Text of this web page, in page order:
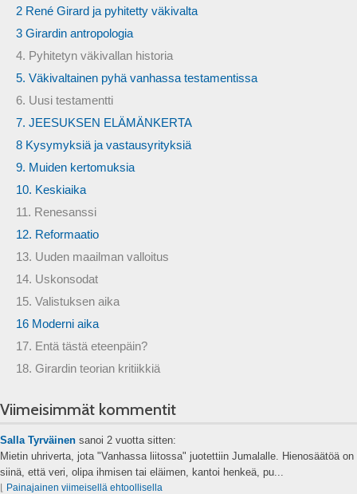
2 René Girard ja pyhitetty väkivalta
3 Girardin antropologia
4. Pyhitetyn väkivallan historia
5. Väkivaltainen pyhä vanhassa testamentissa
6. Uusi testamentti
7. JEESUKSEN ELÄMÄNKERTA
8 Kysymyksiä ja vastausyrityksiä
9. Muiden kertomuksia
10. Keskiaika
11. Renesanssi
12. Reformaatio
13. Uuden maailman valloitus
14. Uskonsodat
15. Valistuksen aika
16 Moderni aika
17. Entä tästä eteenpäin?
18. Girardin teorian kritiikkiä
Viimeisimmät kommentit
Salla Tyrväinen sanoi 2 vuotta sitten:
Mietin uhriverta, jota "Vanhassa liitossa" juotettiin Jumalalle. Hienosäätöä on
siinä, että veri, olipa ihmisen tai eläimen, kantoi henkeä, pu...
⌊ Painajainen viimeisellä ehtoollisella